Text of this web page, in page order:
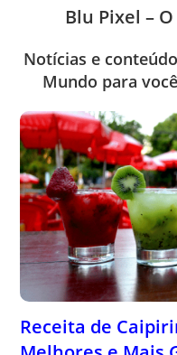
Blu Pixel –
Notícias e
Mundo para
Receita de